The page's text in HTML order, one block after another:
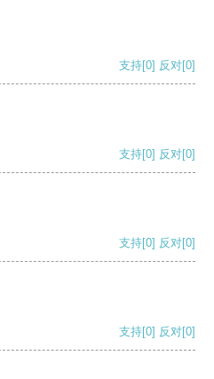
支持[0] 反对[0]
支持[0] 反对[0]
支持[0] 反对[0]
支持[0] 反对[0]